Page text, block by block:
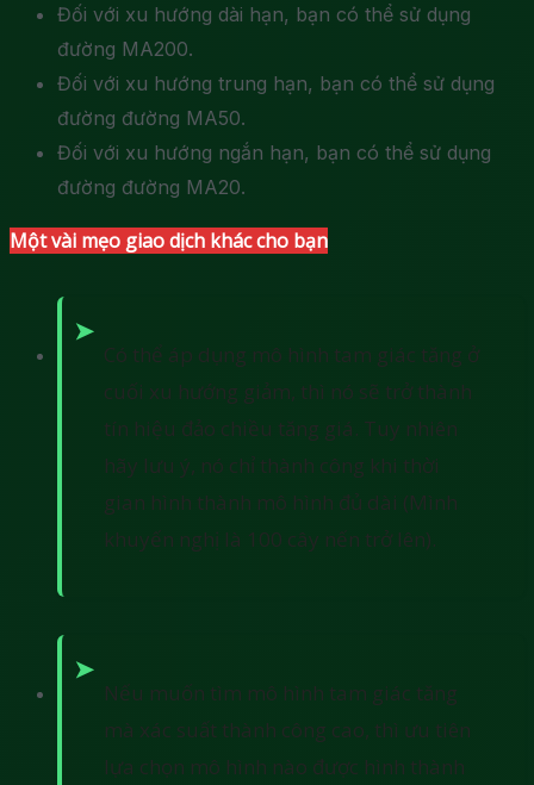
Đối với xu hướng dài hạn, bạn có thể sử dụng
đường MA200.
Đối với xu hướng trung hạn, bạn có thể sử dụng
đường đường MA50.
Đối với xu hướng ngắn hạn, bạn có thể sử dụng
đường đường MA20.
Một vài mẹo giao dịch khác cho bạn
Có thể áp dụng mô hình tam giác tăng ở
cuối xu hướng giảm, thì nó sẽ trở thành
tín hiệu đảo chiều tăng giá. Tuy nhiên
hãy lưu ý, nó chỉ thành công khi thời
gian hình thành mô hình đủ dài (Mình
khuyến nghị là 100 cây nến trở lên).
Nếu muốn tìm mô hình tam giác tăng
mà xác suất thành công cao, thì ưu tiên
lựa chọn mô hình nào được hình thành